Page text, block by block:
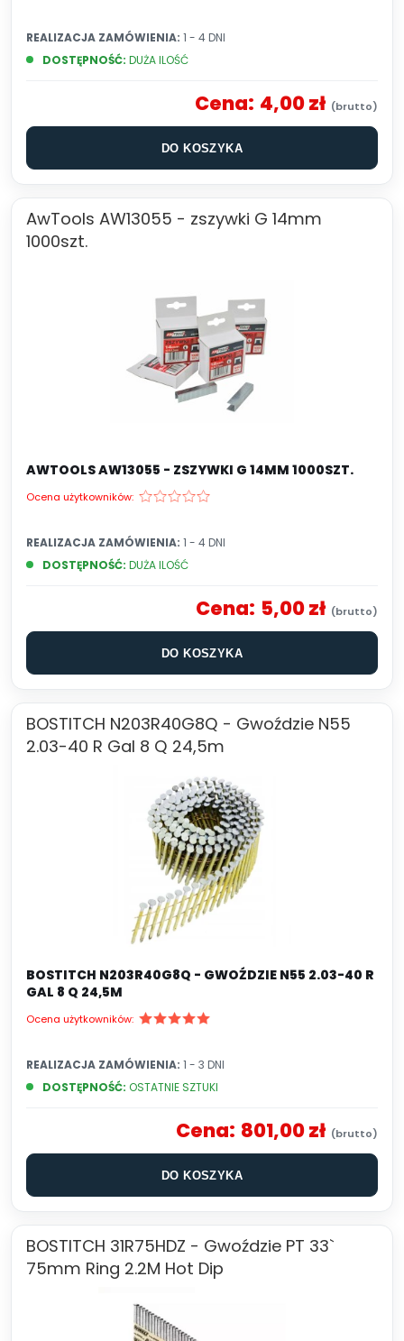
DOSTĘPNOŚĆ: DUŻA ILOŚĆ
REALIZACJA ZAMÓWIENIA: 1 - 4 DNI
Cena: 4,00 zł
DO KOSZYKA
AwTools AW13055 - zszywki G 14mm
1000szt.
AWTOOLS AW13055 - ZSZYWKI G 14MM 1000SZT.
Ocena użytkowników:
DOSTĘPNOŚĆ: DUŻA ILOŚĆ
REALIZACJA ZAMÓWIENIA: 1 - 4 DNI
Cena: 5,00 zł
DO KOSZYKA
BOSTITCH N203R40G8Q - Gwoździe N55
2.03-40 R Gal 8 Q 24,5m
BOSTITCH N203R40G8Q - GWOŹDZIE N55 2.03-40 R
GAL 8 Q 24,5M
Ocena użytkowników:
DOSTĘPNOŚĆ: OSTATNIE SZTUKI
REALIZACJA ZAMÓWIENIA: 1 - 3 DNI
Cena: 801,00 zł
DO KOSZYKA
BOSTITCH 31R75HDZ - Gwoździe PT 33`
75mm Ring 2.2M Hot Dip